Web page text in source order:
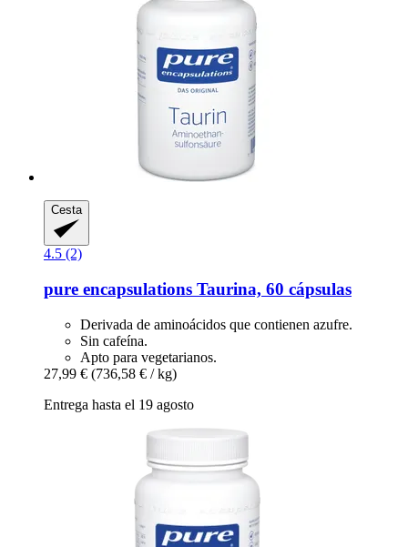
Cesta
4.5 (2)
pure encapsulations Taurina, 60 cápsulas
Derivada de aminoácidos que contienen azufre.
Sin cafeína.
Apto para vegetarianos.
27,99 € (736,58 € / kg)
Entrega hasta el 19 agosto